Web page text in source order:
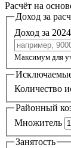
Расчёт на
Доход за
Доход за
Максимум для
Количество
Районный
Множитель
Занятость